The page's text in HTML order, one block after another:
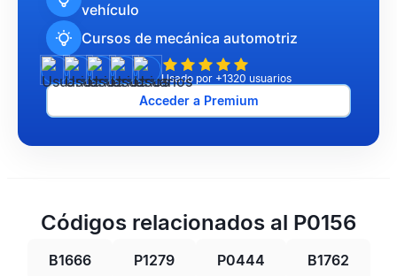
vehículo
Cursos de mecánica automotriz
Usado por +1320 usuarios
Acceder a Premium
Códigos relacionados al P0156
B1666 P1279 P0444 B1762